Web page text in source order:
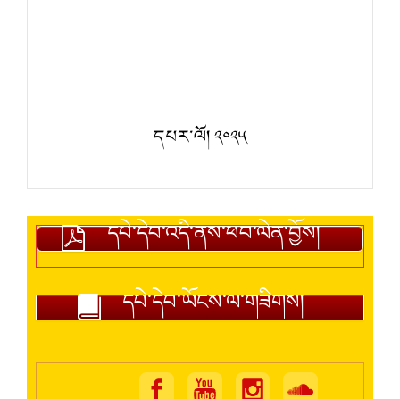
དཔར་ལོ། ༢༠༢༥
དཔེ་དེབ་འདི་ནས་ཕབ་ལེན་བྱོས།
དཔེ་དེབ་ཡོངས་ལ་གཟིགས།